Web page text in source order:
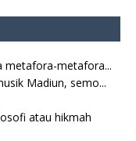
metafora-metafora...
Madiun, semo...
atau hikmah